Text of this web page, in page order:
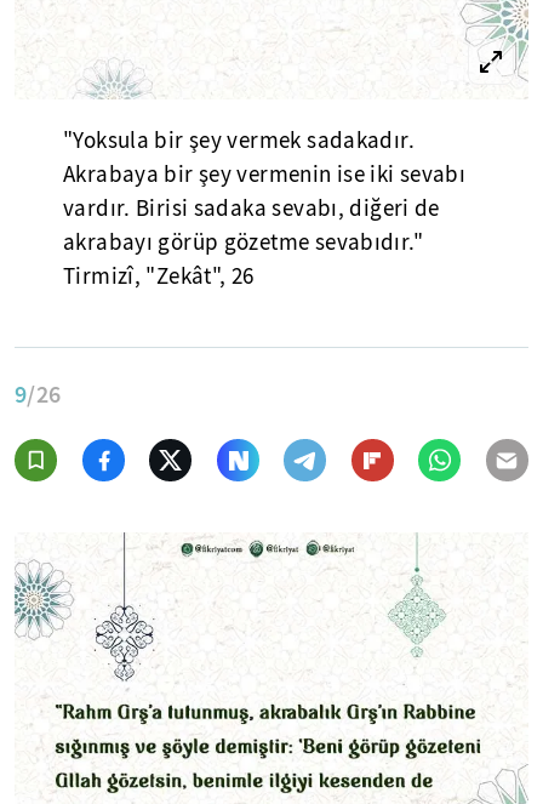
"Yoksula bir şey vermek sadakadır.
Akrabaya bir şey vermenin ise iki sevabı
vardır. Birisi sadaka sevabı, diğeri de
akrabayı görüp gözetme sevabıdır."
Tirmizî, "Zekât", 26
9/26